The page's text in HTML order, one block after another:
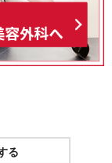
る